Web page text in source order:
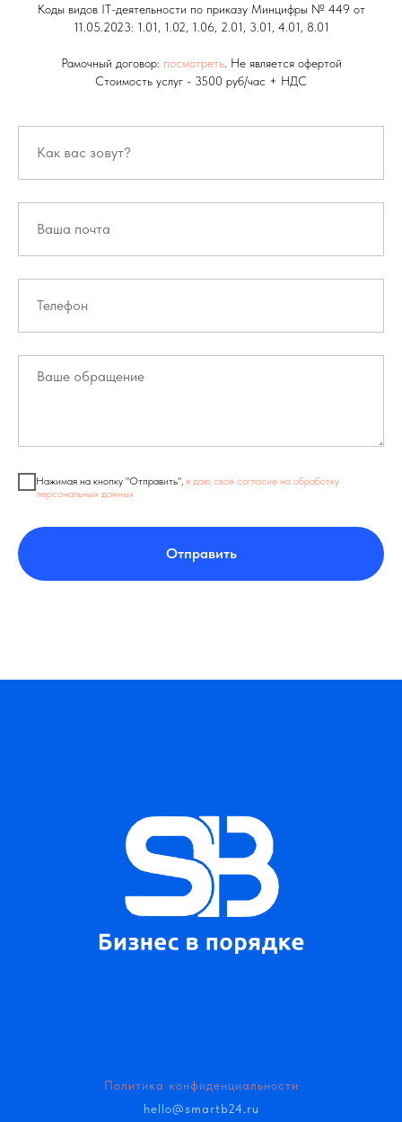
Коды видов IT-деятельности по приказу Минцифры № 449 от
11.05.2023: 1.01, 1.02, 1.06, 2.01, 3.01, 4.01, 8.01
Рамочный договор: посмотреть. Не является офертой
Стоимость услуг - 3500 руб/час + НДС
Нажимая на кнопку "Отправить", я даю своё согласие на обработку
персональных данных
Отправить
Политика конфиденциальности
hello@smartb24.ru